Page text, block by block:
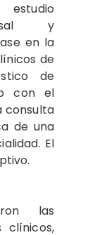
estudio
y
en la
de
de
con el
consulta
de una
El
las
clínicos,